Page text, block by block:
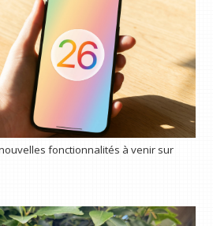
fonctionnalités à venir sur